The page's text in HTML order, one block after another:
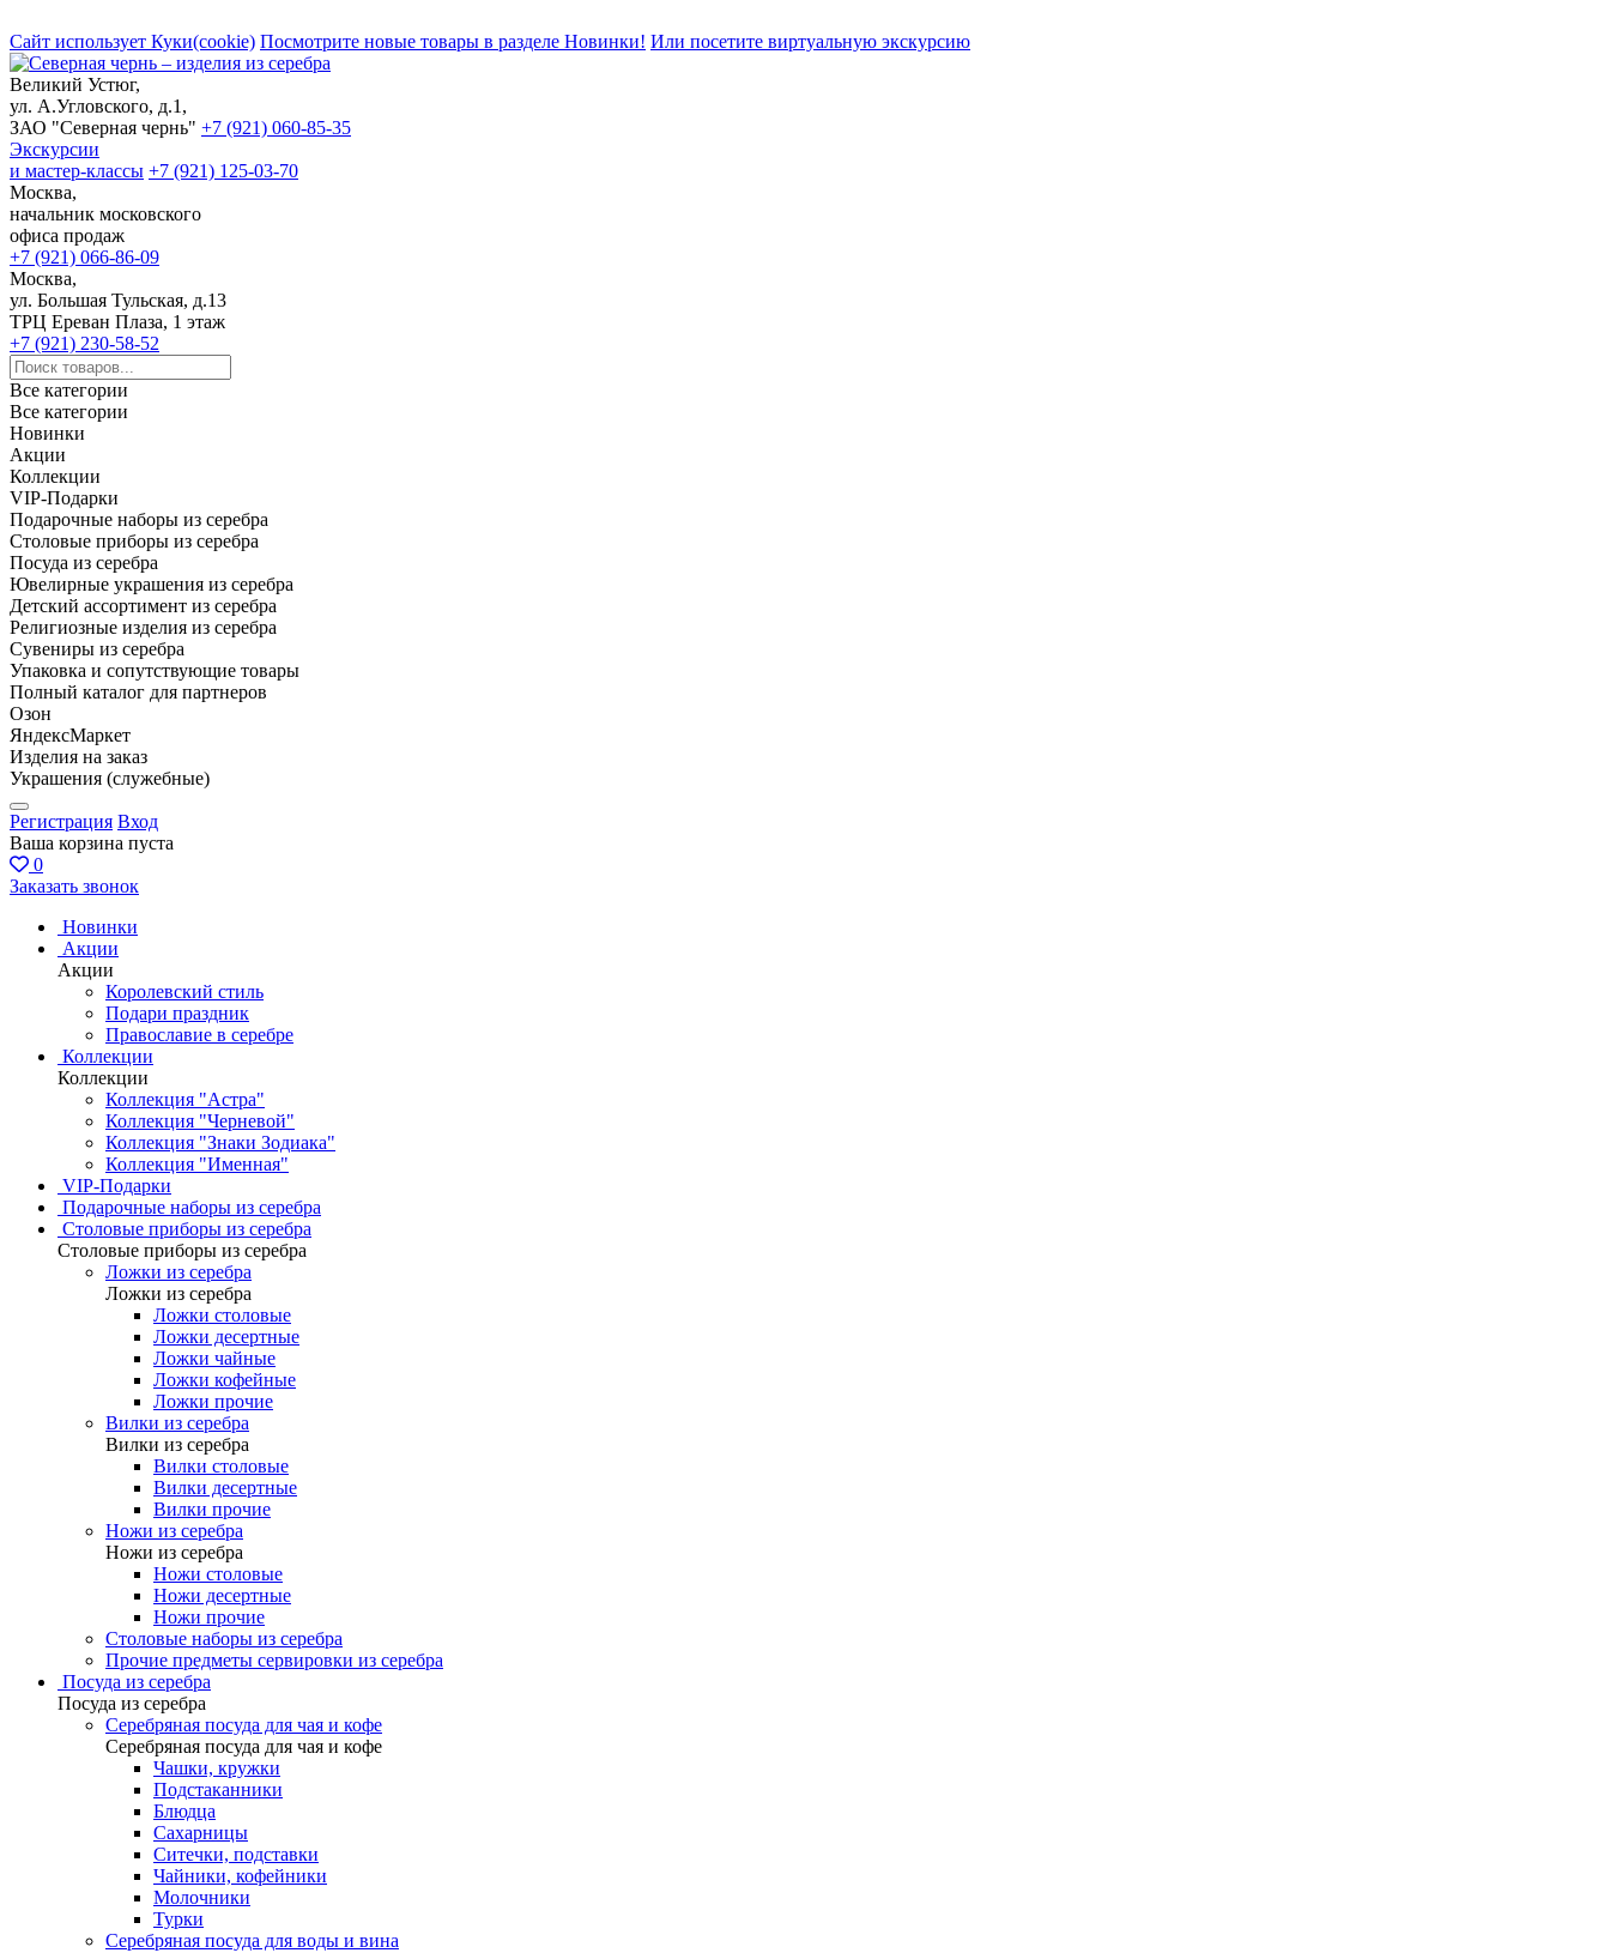
Сайт использует Куки(cookie) Посмотрите новые товары в разделе Новинки! Или посетите виртуальную экскурсию
Великий Устюг,
ул. А.Угловского, д.1,
ЗАО "Северная чернь" +7 (921) 060-85-35
Экскурсии
и мастер-классы +7 (921) 125-03-70
Москва,
начальник московского
офиса продаж
+7 (921) 066-86-09
Москва,
ул. Большая Тульская, д.13
ТРЦ Ереван Плаза, 1 этаж
+7 (921) 230-58-52
Все категории
Все категории
Новинки
Акции
Коллекции
VIP-Подарки
Подарочные наборы из серебра
Столовые приборы из серебра
Посуда из серебра
Ювелирные украшения из серебра
Детский ассортимент из серебра
Религиозные изделия из серебра
Сувениры из серебра
Упаковка и сопутствующие товары
Полный каталог для партнеров
Озон
ЯндексМаркет
Изделия на заказ
Украшения (служебные)
Регистрация Вход
Ваша корзина пуста
0
Заказать звонок
Новинки
Акции
Акции
Королевский стиль
Подари праздник
Православие в серебре
Коллекции
Коллекции
Коллекция "Астра"
Коллекция "Черневой"
Коллекция "Знаки Зодиака"
Коллекция "Именная"
VIP-Подарки
Подарочные наборы из серебра
Столовые приборы из серебра
Столовые приборы из серебра
Ложки из серебра
Ложки из серебра
Ложки столовые
Ложки десертные
Ложки чайные
Ложки кофейные
Ложки прочие
Вилки из серебра
Вилки из серебра
Вилки столовые
Вилки десертные
Вилки прочие
Ножи из серебра
Ножи из серебра
Ножи столовые
Ножи десертные
Ножи прочие
Столовые наборы из серебра
Прочие предметы сервировки из серебра
Посуда из серебра
Посуда из серебра
Серебряная посуда для чая и кофе
Серебряная посуда для чая и кофе
Чашки, кружки
Подстаканники
Блюдца
Сахарницы
Ситечки, подставки
Чайники, кофейники
Молочники
Турки
Серебряная посуда для воды и вина